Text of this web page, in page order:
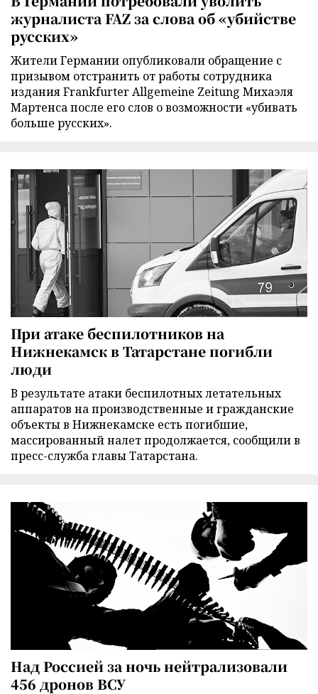
журналиста FAZ за слова об «убийстве
русских»
Жители Германии опубликовали обращение с
призывом отстранить от работы сотрудника
издания Frankfurter Allgemeine Zeitung Михаэля
Мартенса после его слов о возможности «убивать
больше русских».
При атаке беспилотников на
Нижнекамск в Татарстане погибли
люди
В результате атаки беспилотных летательных
аппаратов на производственные и гражданские
объекты в Нижнекамске есть погибшие,
массированный налет продолжается, сообщили в
пресс-служба главы Татарстана.
Над Россией за ночь нейтрализовали
456 дронов ВСУ